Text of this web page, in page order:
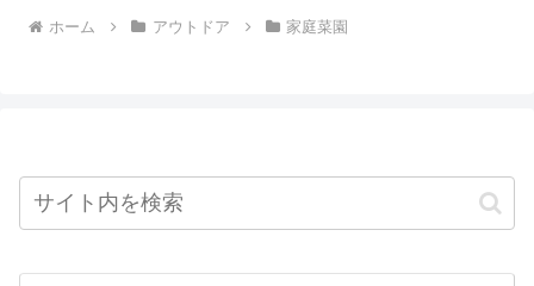
ホーム アウトドア 家庭菜園